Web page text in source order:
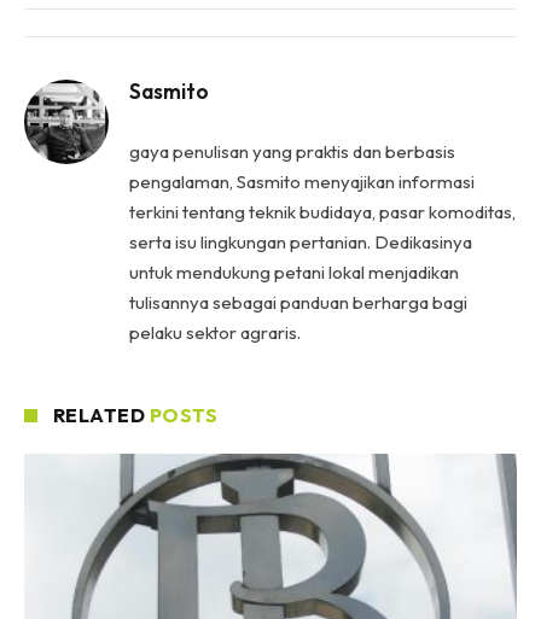
Sasmito
gaya penulisan yang praktis dan berbasis
pengalaman, Sasmito menyajikan informasi
terkini tentang teknik budidaya, pasar komoditas,
serta isu lingkungan pertanian. Dedikasinya
untuk mendukung petani lokal menjadikan
tulisannya sebagai panduan berharga bagi
pelaku sektor agraris.
RELATED POSTS